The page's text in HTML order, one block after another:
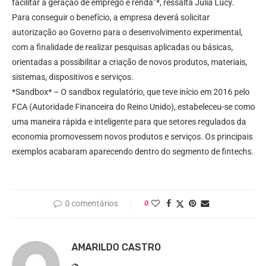
facilitar a geração de emprego e renda”*, ressalta Júlia Lucy.
Para conseguir o benefício, a empresa deverá solicitar
autorização ao Governo para o desenvolvimento experimental,
com a finalidade de realizar pesquisas aplicadas ou básicas,
orientadas a possibilitar a criação de novos produtos, materiais,
sistemas, dispositivos e serviços.
*Sandbox* – O sandbox regulatório, que teve início em 2016 pelo
FCA (Autoridade Financeira do Reino Unido), estabeleceu-se como
uma maneira rápida e inteligente para que setores regulados da
economia promovessem novos produtos e serviços. Os principais
exemplos acabaram aparecendo dentro do segmento de fintechs.
0 comentários 0
AMARILDO CASTRO